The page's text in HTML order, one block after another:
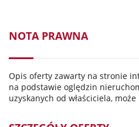
NOTA PRAWNA
Opis oferty zawarty na stronie
na podstawie oględzin
uzyskanych od właściciela,